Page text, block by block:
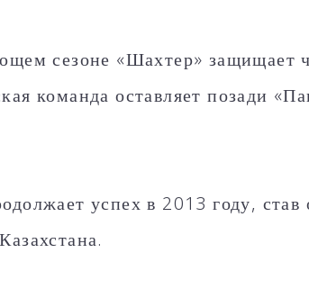
сезоне «Шахтер» защищает
команда оставляет позади
успех в 2013 году, став